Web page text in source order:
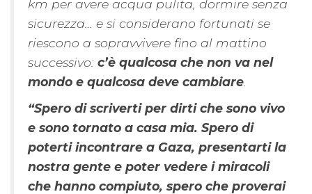
km per avere acqua pulita, dormire senza
sicurezza… e si considerano fortunati se
riescono a sopravvivere fino al mattino
successivo: c’è qualcosa che non va nel
mondo e qualcosa deve cambiare
“Spero di scriverti per dirti che sono vivo
e sono tornato a casa mia. Spero di
poterti incontrare a Gaza, presentarti la
nostra gente e poter vedere i miracoli
che hanno compiuto, spero che proverai